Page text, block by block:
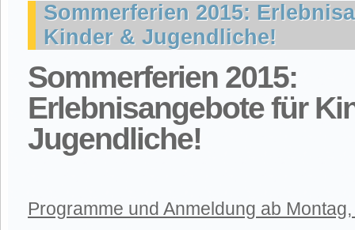
Sommerferien 2015:
Kinder & Jugendliche!
Sommerferien 2015:
Erlebnisangebote für
Jugendliche!
Programme und Anmeldung ab